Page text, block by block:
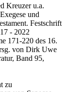
Kreuzer u.a.
und
Festschrift
- 2022
171-220 des 16.
von Dirk Uwe
Band 95,
zu